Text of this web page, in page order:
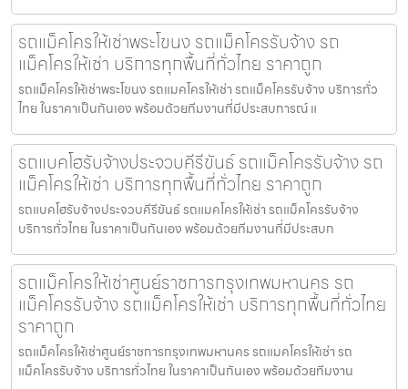
รถแม็คโครให้เช่าพระโขนง รถแม็คโครรับจ้าง รถ
แม็คโครให้เช่า บริการทุกพื้นที่ทั่วไทย ราคาถูก
รถแม็คโครให้เช่าพระโขนง รถแมคโครให้เช่า รถแม็คโครรับจ้าง บริการทั่ว
ไทย ในราคาเป็นกันเอง พร้อมด้วยทีมงานที่มีประสบการณ์ แ
รถแบคโฮรับจ้างประจวบคีรีขันธ์ รถแม็คโครรับจ้าง รถ
แม็คโครให้เช่า บริการทุกพื้นที่ทั่วไทย ราคาถูก
รถแบคโฮรับจ้างประจวบคีรีขันธ์ รถแมคโครให้เช่า รถแม็คโครรับจ้าง
บริการทั่วไทย ในราคาเป็นกันเอง พร้อมด้วยทีมงานที่มีประสบก
รถแม็คโครให้เช่าศูนย์ราชการกรุงเทพมหานคร รถ
แม็คโครรับจ้าง รถแม็คโครให้เช่า บริการทุกพื้นที่ทั่วไทย
ราคาถูก
รถแม็คโครให้เช่าศูนย์ราชการกรุงเทพมหานคร รถแมคโครให้เช่า รถ
แม็คโครรับจ้าง บริการทั่วไทย ในราคาเป็นกันเอง พร้อมด้วยทีมงาน